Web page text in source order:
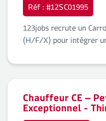
Réf : #12SC01995
123jobs recrute un
(H/F/X) pour intégrer
Chauffeur CE –
Exceptionnel -